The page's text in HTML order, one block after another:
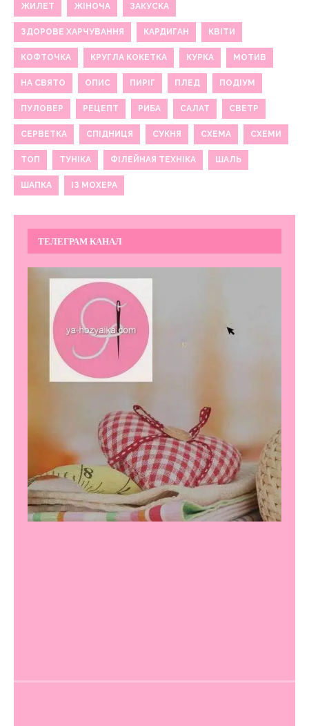
ЖИЛЕТ ЖІНОЧА ЗАКУСКА
ЗДОРОВЕ ХАРЧУВАННЯ КАРДИГАН КВІТИ
КОФТОЧКА КРУГЛА КОКЕТКА КУРКА МОТИВ
НА СВЯТО ОПИС ПИРІГ ПЛЕД ПОДІУМ
ПУЛОВЕР РЕЦЕПТ РИБА САЛАТ СВЕТР
СЕРВЕТКА СПІДНИЦЯ СУКНЯ СХЕМА СХЕМИ
ТОП ТУНІКА ФІЛЕЙНАЯ ТЕХНІКА ШАЛЬ
ШАПКА ІЗ МОХЕРА
ТЕЛЕГРАМ КАНАЛ